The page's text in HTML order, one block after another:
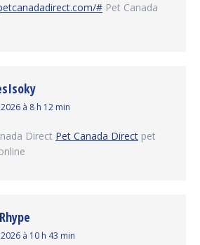
# Pet Canada
à 8 h 12 min
Direct Pet Canada Direct pet
à 10 h 43 min